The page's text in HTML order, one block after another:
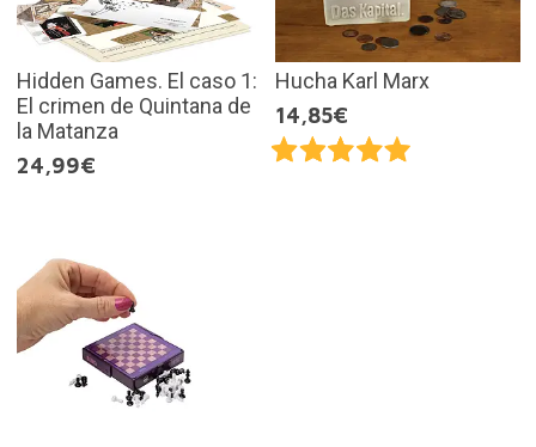
Hidden Games. El caso 1:
El crimen de Quintana de
la Matanza
24,99€
Hucha Karl Marx
14,85€